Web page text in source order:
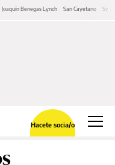
Joaquín Benegas Lynch San Cayetano
Hacete socia/o